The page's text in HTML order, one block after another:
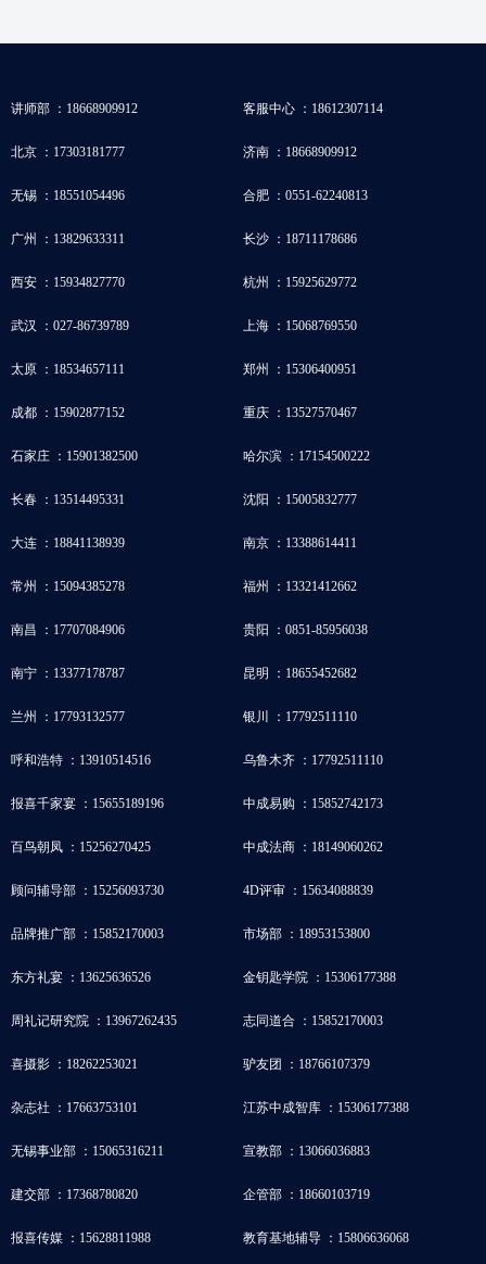
讲师部 ：18668909912 客服中心 ：18612307114
北京 ：17303181777 济南 ：18668909912
无锡 ：18551054496 合肥 ：0551-62240813
广州 ：13829633311 长沙 ：18711178686
西安 ：15934827770 杭州 ：15925629772
武汉 ：027-86739789 上海 ：15068769550
太原 ：18534657111 郑州 ：15306400951
成都 ：15902877152 重庆 ：13527570467
石家庄 ：15901382500 哈尔滨 ：17154500222
长春 ：13514495331 沈阳 ：15005832777
大连 ：18841138939 南京 ：13388614411
常州 ：15094385278 福州 ：13321412662
南昌 ：17707084906 贵阳 ：0851-85956038
南宁 ：13377178787 昆明 ：18655452682
兰州 ：17793132577 银川 ：17792511110
呼和浩特 ：13910514516 乌鲁木齐 ：17792511110
报喜千家宴 ：15655189196 中成易购 ：15852742173
百鸟朝凤 ：15256270425 中成法商 ：18149060262
顾问辅导部 ：15256093730 4D评审 ：15634088839
品牌推广部 ：15852170003 市场部 ：18953153800
东方礼宴 ：13625636526 金钥匙学院 ：15306177388
周礼记研究院 ：13967262435 志同道合 ：15852170003
喜摄影 ：18262253021 驴友团 ：18766107379
杂志社 ：17663753101 江苏中成智库 ：15306177388
无锡事业部 ：15065316211 宣教部 ：13066036883
建交部 ：17368780820 企管部 ：18660103719
报喜传媒 ：15628811988 教育基地辅导 ：15806636068